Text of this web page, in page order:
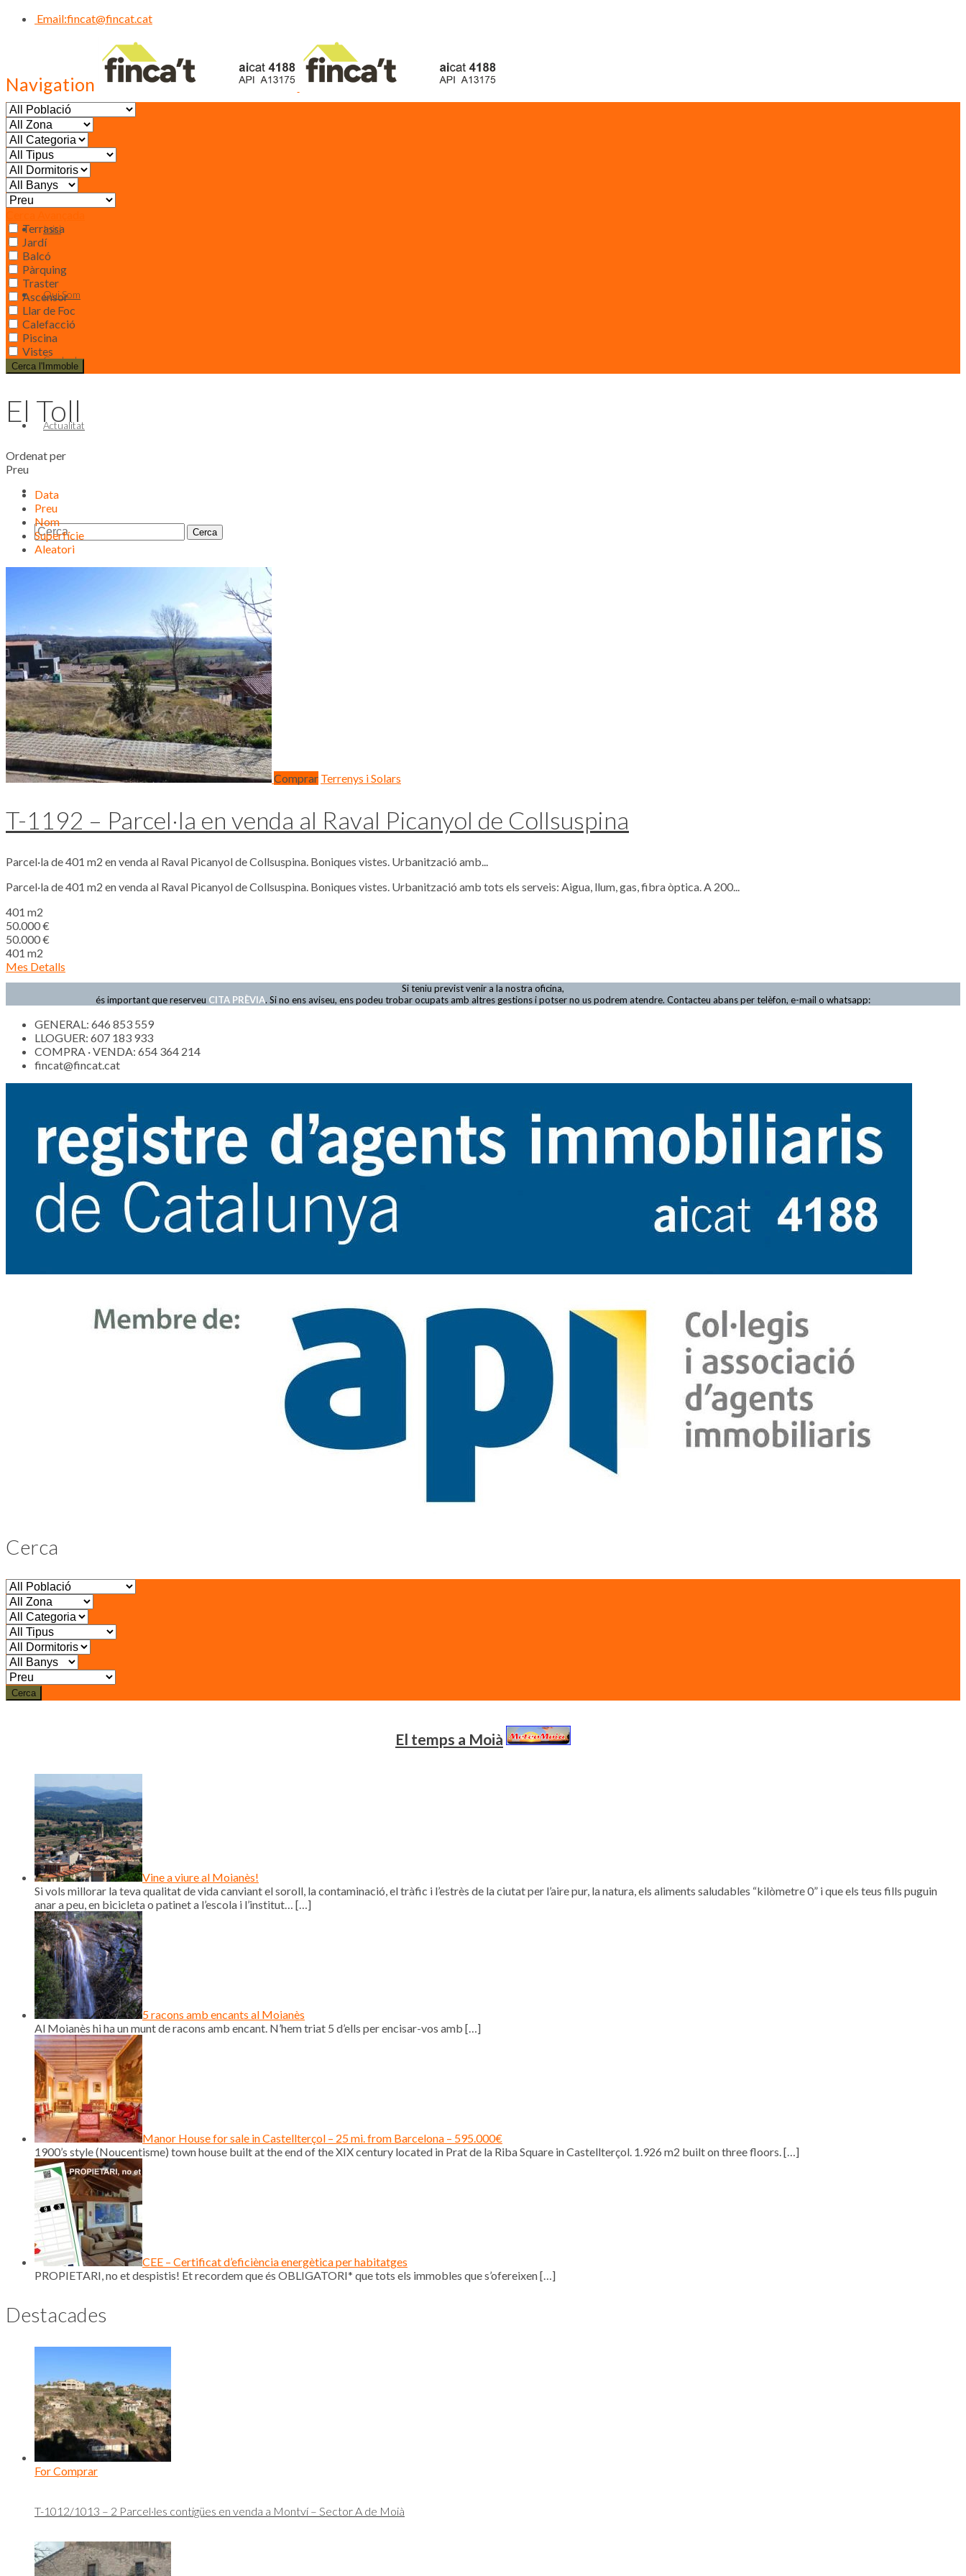
Email:fincat@fincat.cat
Navigation
CALL US NOW
93 830 14 35
Inici
Qui Som
Contacte
Actualitat
Terrassa
Jardí
Balcó
Pàrquing
Traster
Ascensor
Llar de Foc
Calefacció
Piscina
Vistes
Cerca l'Immoble
El Toll
Ordenat per
Preu
Data
Preu
Nom
Superfície
Aleatori
Comprar Terrenys i Solars
T-1192 – Parcel·la en venda al Raval Picanyol de Collsuspina
Parcel·la de 401 m2 en venda al Raval Picanyol de Collsuspina. Boniques vistes. Urbanització amb...
Parcel·la de 401 m2 en venda al Raval Picanyol de Collsuspina. Boniques vistes. Urbanització amb tots els serveis: Aigua, llum, gas, fibra òptica. A 200...
401 m2
50.000 €
50.000 €
401 m2
Mes Detalls
Si teniu previst venir a la nostra oficina,
és important que reserveu CITA PRÈVIA. Si no ens aviseu, ens podeu trobar ocupats amb altres gestions i potser no us podrem atendre. Contacteu abans per telèfon, e-mail o whatsapp:
GENERAL: 646 853 559
LLOGUER: 607 183 933
COMPRA · VENDA: 654 364 214
fincat@fincat.cat
Cerca
Cerca
El temps a Moià
Vine a viure al Moianès!
Si vols millorar la teva qualitat de vida canviant el soroll, la contaminació, el tràfic i l’estrès de la ciutat per l’aire pur, la natura, els aliments saludables “kilòmetre 0” i que els teus fills puguin
anar a peu, en bicicleta o patinet a l’escola i l’institut…
[…]
5 racons amb encants al Moianès
Al Moianès hi ha un munt de racons amb encant. N’hem triat 5 d’ells per encisar-vos amb […]
Manor House for sale in Castellterçol – 25 mi. from Barcelona – 595.000€
1900’s style (Noucentisme) town house built at the end of the XIX century located in Prat de la Riba Square in Castellterçol. 1.926 m2 built on three floors. […]
CEE – Certificat d’eficiència energètica per habitatges
PROPIETARI, no et despistis! Et recordem que és OBLIGATORI* que tots els immobles que s’ofereixen[…]
Destacades
For Comprar
T-1012/1013 – 2 Parcel·les contigües en venda a Montví – Sector A de Moià